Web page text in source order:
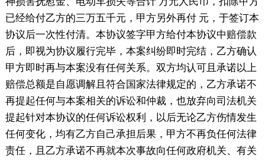
已经给付乙方的三万五千元，甲方另外再付 元，于签订本
协议后一次性付清。本协议签字甲方给付本协议中赔偿款
后，即视为协议履行完毕，本案纠纷即时完结，乙方确认
甲方即时再与本案没有任何关系。双方均认可且承诺以上
赔偿总额是自愿调解且符合国家法律规定的，乙方承诺不
再提起任何与本案相关的诉讼和仲裁，也放弃向司法机关
提起针对本协议的任何诉讼权利，以后无论乙方伤情发生
任何变化，均有乙方自己承担后果，甲方不再负任何法律
责任，且乙方承诺不再就本次事故向任何政府机关、有关